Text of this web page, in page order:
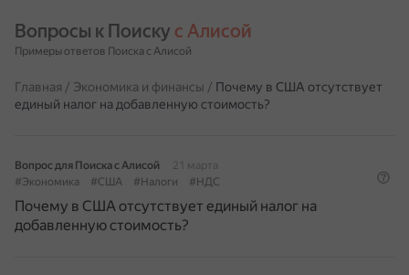
Вопросы к Поиску с Алисой
Примеры ответов Поиска с Алисой
Главная / Экономика и финансы / Почему в США отсутствует
единый налог на добавленную стоимость?
Вопрос для Поиска с Алисой
21 марта
#Экономика
#США #Налоги #НДС
Почему в США отсутствует единый налог на
добавленную стоимость?